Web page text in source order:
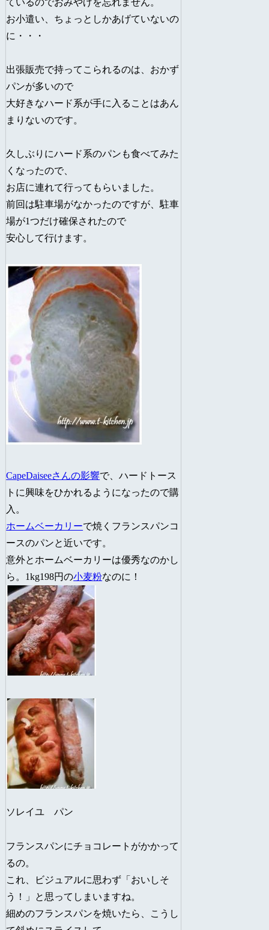
お小遣い、ちょっとしかあげていないの
に・・・
出張販売で持ってこられるのは、おかず
パンが多いので
大好きなハード系が手に入ることはあん
まりないのです。
久しぶりにハード系のパンも食べてみた
くなったので、
お店に連れて行ってもらいました。
前回は駐車場がなかったのですが、駐車
場が1つだけ確保されたので
安心して行けます。
CapeDaiseeさんの影響で、ハードトース
トに興味をひかれるようになったので購
入。
ホームベーカリーで焼くフランスパンコ
ースのパンと近いです。
意外とホームベーカリーは優秀なのかし
ら。1kg198円の小麦粉なのに！
ソレイユ パン
フランスパンにチョコレートがかかって
るの。
これ、ビジュアルに思わず「おいしそ
う！」と思ってしまいますね。
細めのフランスパンを焼いたら、こうし